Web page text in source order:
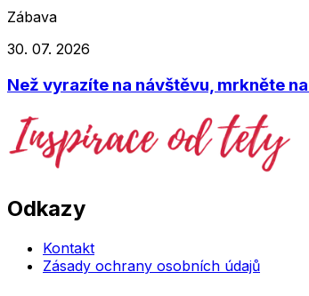
Zábava
30. 07. 2026
Než vyrazíte na návštěvu, mrkněte
Odkazy
Kontakt
Zásady ochrany osobních údajů